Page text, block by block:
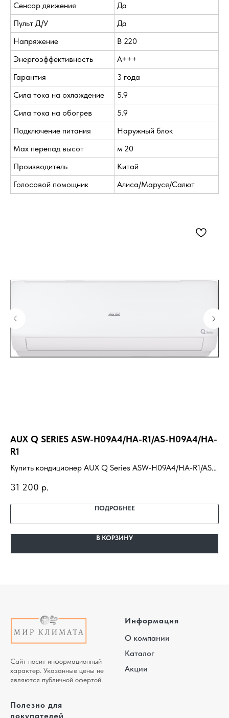
Сенсор движения
Да
Пульт Д/У
Да
Напряжение
В 220
Энергоэффективность
A+++
Гарантия
3 года
Сила тока на охлаждение
5.9
Сила тока на обогрев
5.9
Подключение питания
Наружный блок
Max перепад высот
м 20
Производитель
Китай
Голосовой помощник
Алиса/Маруся/Салют
AUX Q SERIES ASW-H09A4/HA-R1/AS-H09A4/HA-
R1
Купить кондиционер AUX Q Series ASW-H09A4/HA-R1/AS-
помещение, доставка, профессиональный монтаж и
гарантия.
31 200 р.
ПОДРОБНЕЕ
В КОРЗИНУ
Сайт носит информационный
характер. Указанные цены не
являются публичной офертой.
Информация
О компании
Каталог
Акции
Полезно для
покупателей